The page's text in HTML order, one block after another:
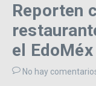
Reporten
el EdoMéx
No hay